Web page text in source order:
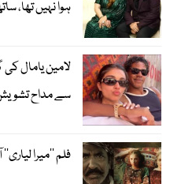
ہوا نہیں تھا،
لامین یامال
سے مداح
فلم ’’میرا